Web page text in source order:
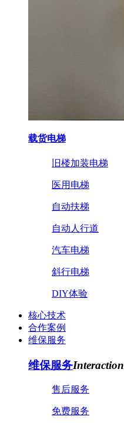
载货电梯
旧楼加装电梯
医用电梯
自动扶梯
自动人行道
汽车电梯
斜行电梯
DIY体验
核心技术
合作案例
维保服务
维保服务Interaction
售后服务
免费服务